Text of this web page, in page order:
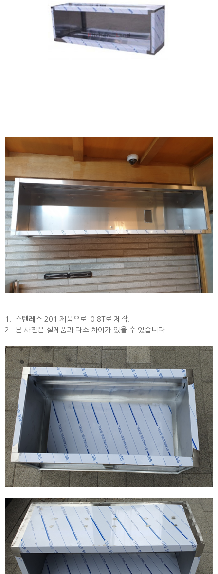
1. 스텐레스 201 제품으로 0.8T로 제작.
2. 본 사진은 실제품과 다소 차이가 있을 수 있습니다.